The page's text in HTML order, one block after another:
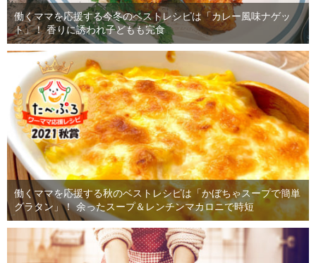
働くママを応援する今冬のベストレシピは「カレー風味ナゲッ
ト」！ 香りに誘われ子どもも完食
働くママを応援する秋のベストレシピは「かぼちゃスープで簡単
グラタン」！ 余ったスープ＆レンチンマカロニで時短